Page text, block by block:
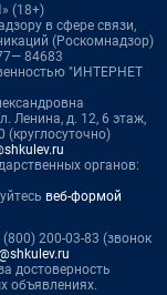
(18+)
в сфере связи,
(Роскомнадзор)
84683
"ИНТЕРНЕТ
Ленина, д. 12, 6 этаж,
(круглосуточно)
органов:
веб-формой
200-03-83 (звонок
достоверность
объявлениях.